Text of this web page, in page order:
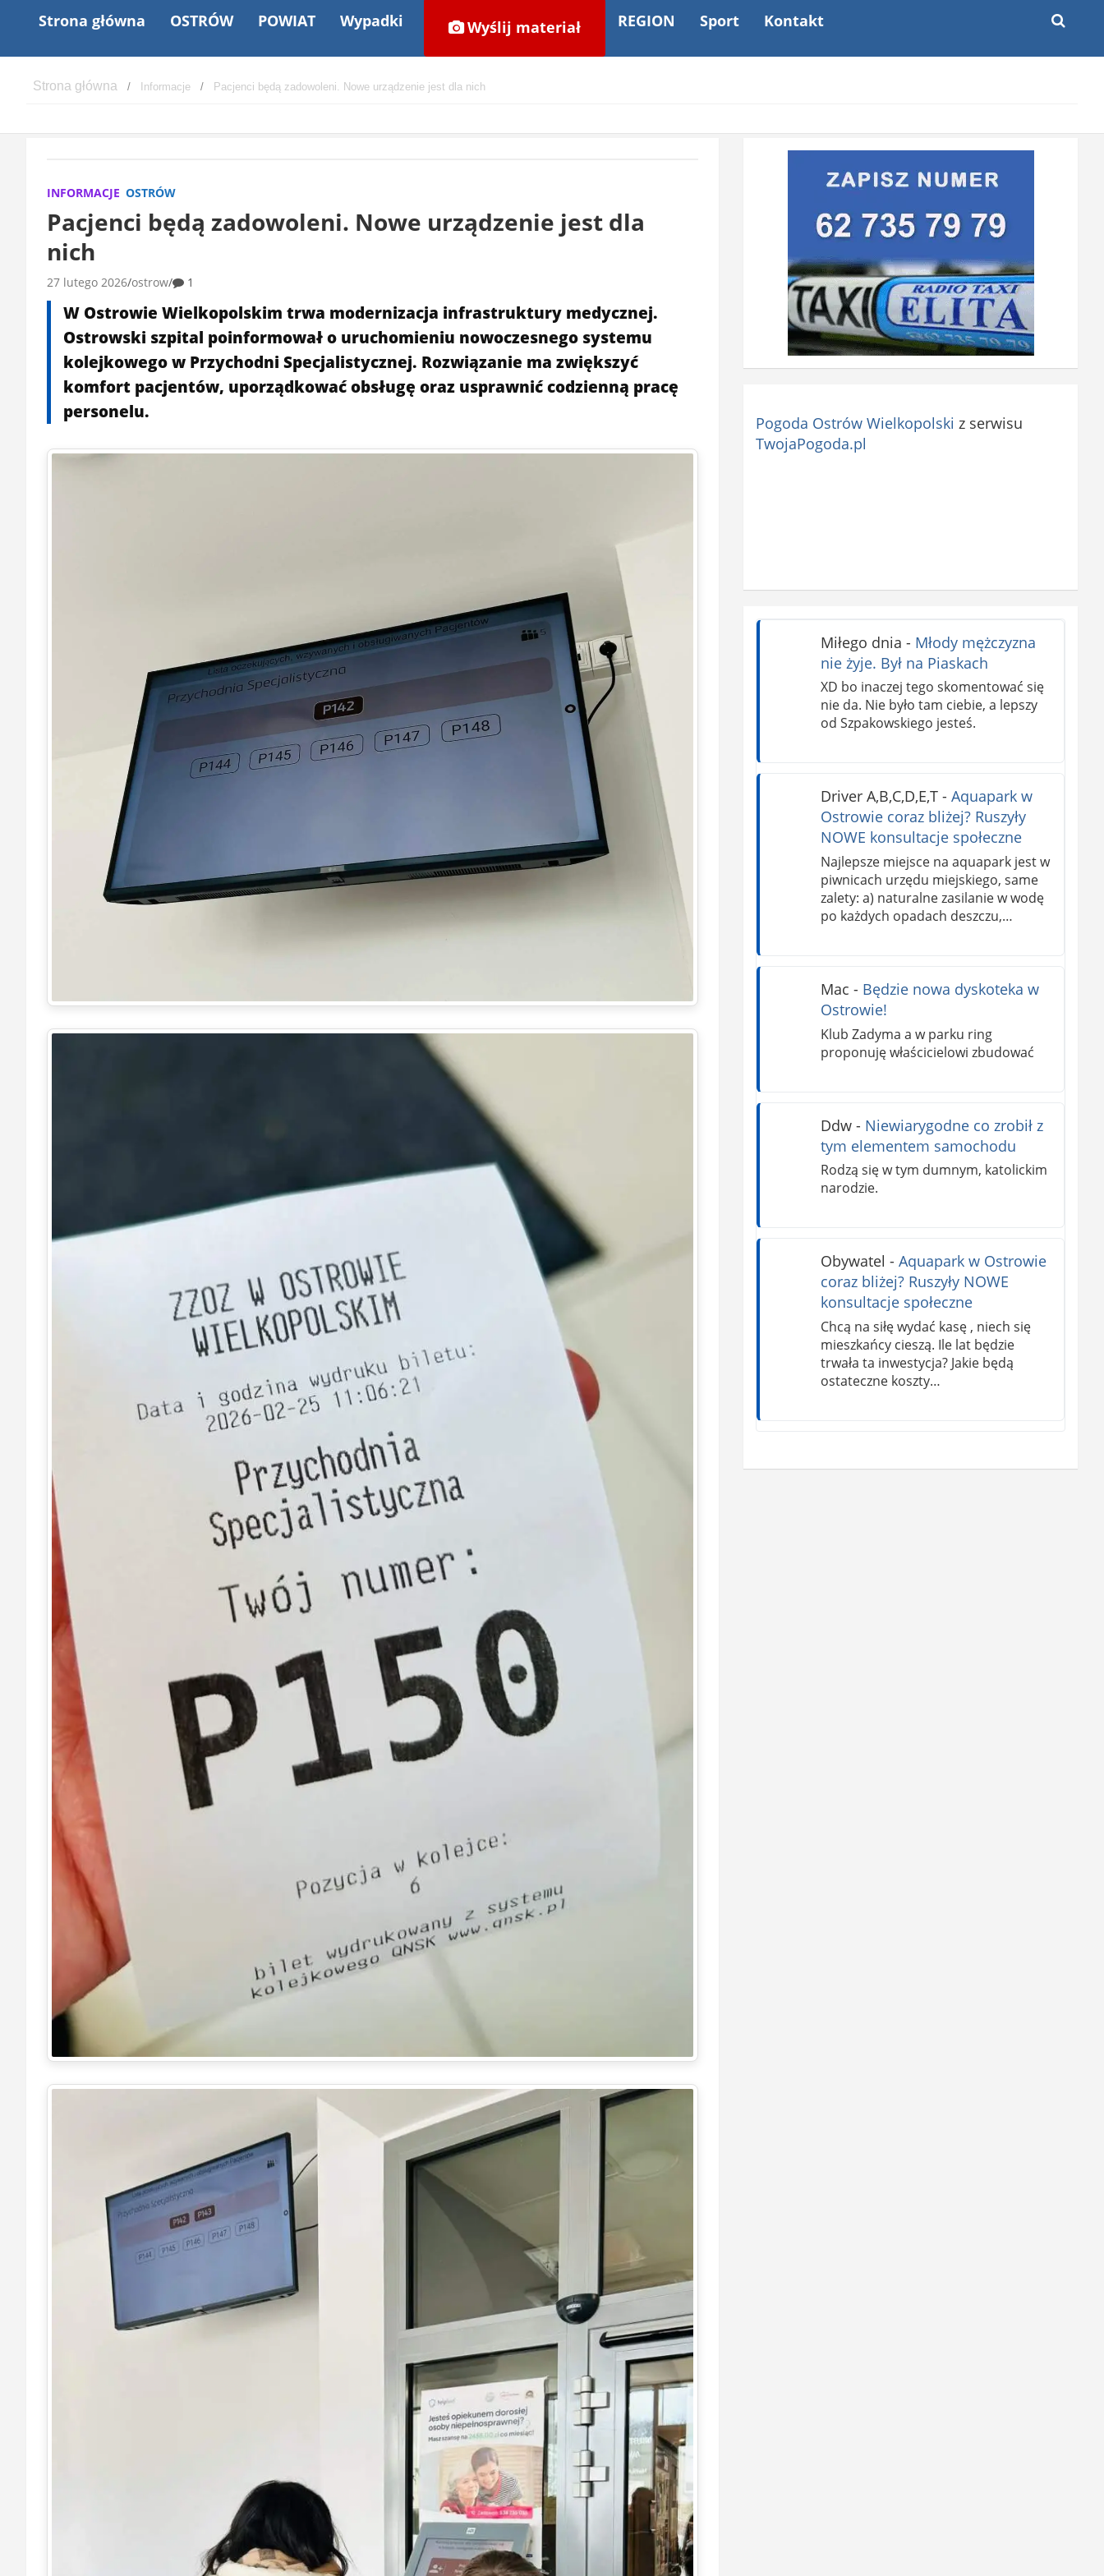
Strona główna OSTRÓW POWIAT Wypadki Wyślij materiał REGION Sport Kontakt
Informacje Pacjenci będą zadowoleni. Nowe urządzenie jest dla nich
INFORMACJE OSTRÓW
Pacjenci będą zadowoleni. Nowe urządzenie jest dla
nich
27 lutego 2026 ostrow 1
W Ostrowie Wielkopolskim trwa modernizacja infrastruktury medycznej.
Ostrowski szpital poinformował o uruchomieniu nowoczesnego systemu
kolejkowego w Przychodni Specjalistycznej. Rozwiązanie ma zwiększyć
komfort pacjentów, uporządkować obsługę oraz usprawnić codzienną pracę
personelu.
Pogoda Ostrów Wielkopolski z serwisu
TwojaPogoda.pl
Miłego dnia - Młody mężczyzna
nie żyje. Był na Piaskach
XD bo inaczej tego skomentować się
nie da. Nie było tam ciebie, a lepszy
od Szpakowskiego jesteś.
Driver A,B,C,D,E,T- Aquapark w
Ostrowie coraz bliżej? Ruszyły
NOWE konsultacje społeczne
Najlepsze miejsce na aquapark jest w
piwnicach urzędu miejskiego, same
zalety: a) naturalne zasilanie w wodę
po każdych opadach deszczu,…
Mac - Będzie nowa dyskoteka w
Ostrowie!
Klub Zadyma a w parku ring
proponuję właścicielowi zbudować
Ddw- Niewiarygodne co zrobił z
tym elementem samochodu
Rodzą się w tym dumnym, katolickim
narodzie.
Obywatel - Aquapark w Ostrowie
coraz bliżej? Ruszyły NOWE
konsultacje społeczne
Chcą na siłę wydać kasę , niech się
mieszkańcy cieszą. Ile lat będzie
trwała ta inwestycja? Jakie będą
ostateczne koszty…